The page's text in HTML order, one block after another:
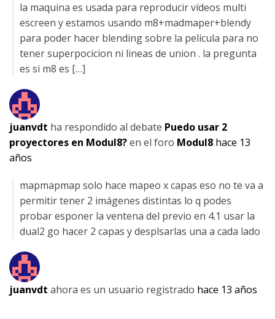
la maquina es usada para reproducir vídeos multi
escreen y estamos usando m8+madmaper+blendy
para poder hacer blending sobre la película para no
tener superpocicion ni lineas de union . la pregunta
es si m8 es […]
juanvdt ha respondido al debate Puedo usar 2
proyectores en Modul8?en el foro Modul8 hace 13
años
mapmapmap solo hace mapeo x capas eso no te va a
permitir tener 2 imágenes distintas lo q podes
probar esponer la ventena del previo en 4.1 usar la
dual2 go hacer 2 capas y desplsarlas una a cada lado
juanvdt ahora es un usuario registrado hace 13 años